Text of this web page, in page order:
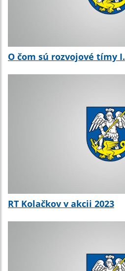
O čom sú rozvojové tímy I.
RT Kolačkov v akcii 2023